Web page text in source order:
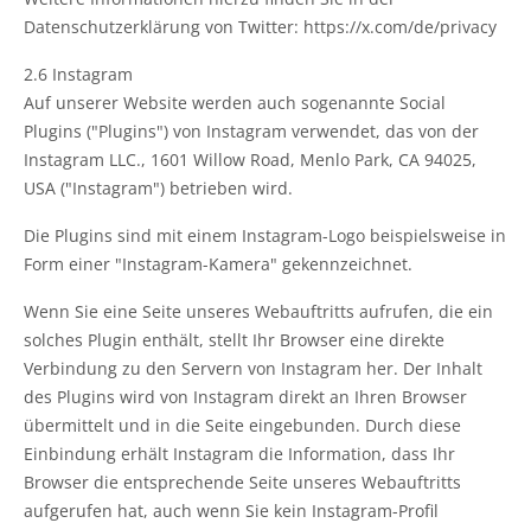
Datenschutzerklärung von Twitter: https://x.com/de/privacy
2.6 Instagram
Auf unserer Website werden auch sogenannte Social
Plugins ("Plugins") von Instagram verwendet, das von der
Instagram LLC., 1601 Willow Road, Menlo Park, CA 94025,
USA ("Instagram") betrieben wird.
Die Plugins sind mit einem Instagram-Logo beispielsweise in
Form einer "Instagram-Kamera" gekennzeichnet.
Wenn Sie eine Seite unseres Webauftritts aufrufen, die ein
solches Plugin enthält, stellt Ihr Browser eine direkte
Verbindung zu den Servern von Instagram her. Der Inhalt
des Plugins wird von Instagram direkt an Ihren Browser
übermittelt und in die Seite eingebunden. Durch diese
Einbindung erhält Instagram die Information, dass Ihr
Browser die entsprechende Seite unseres Webauftritts
aufgerufen hat, auch wenn Sie kein Instagram-Profil